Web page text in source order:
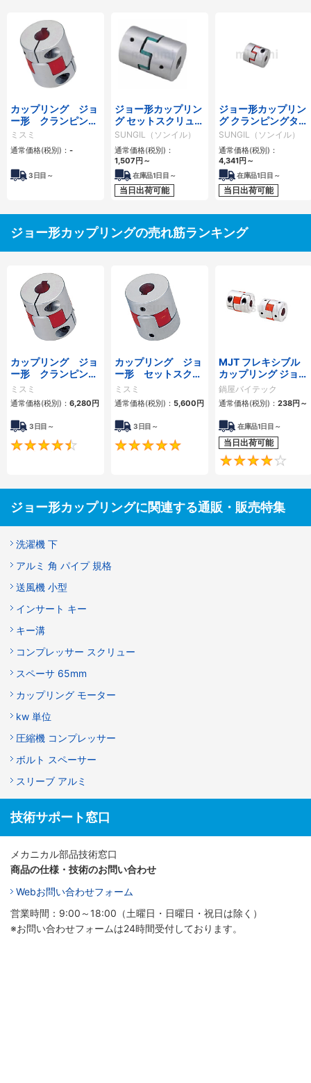
カップリング ジョ
ー形 クランピング
タイプ
ミスミ
通常価格(税別)： -
3日目～
ジョー形カップリン
グ セットスクリュー
タイプ SJCシリーズ
SUNGIL（ソンイル）
通常価格(税別)：
1,507円～
在庫品1日目～
当日出荷可能
ジョー形カップリン
グ クランピングタイ
プ SJCM
SUNGIL（ソンイル）
通常価格(税別)：
4,341円～
在庫品1日目～
当日出荷可能
ジョー形カップリングの売れ筋ランキング
カップリング ジョ
ー形 クランピング
タイプ
ミスミ
通常価格(税別)： 6,280円
3日目～
4.5
カップリング ジョ
ー形 セットスクリ
ュータイプ
ミスミ
通常価格(税別)： 5,600円
3日目～
5
MJT フレキシブル
カップリング ジョー
タイプ
鍋屋バイテック
通常価格(税別)： 238円～
在庫品1日目～
当日出荷可能
ジョー形カップリングに関連する通販・販売特集
洗濯機 下
アルミ 角 パイプ 規格
送風機 小型
インサート キー
キー溝
コンプレッサー スクリュー
スペーサ 65mm
カップリング モーター
kw 単位
圧縮機 コンプレッサー
ボルト スペーサー
スリーブ アルミ
技術サポート窓口
メカニカル部品技術窓口
商品の仕様・技術のお問い合わせ
Webお問い合わせフォーム
営業時間：9:00～18:00（土曜日・日曜日・祝日は除く）
※お問い合わせフォームは24時間受付しております。